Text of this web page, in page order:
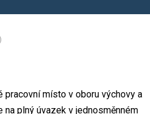
pracovní místo v oboru výchovy a
plný úvazek v jednosměnném